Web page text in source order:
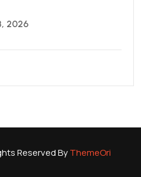
2026
Reserved ByThemeOri